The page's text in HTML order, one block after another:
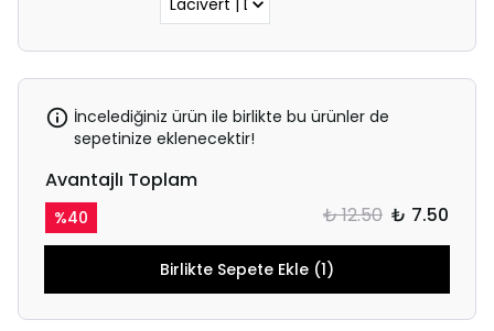
İncelediğiniz ürün ile birlikte bu ürünler de
sepetinize eklenecektir!
Avantajlı Toplam
%40 ₺ 12.50 ₺ 7.50
Birlikte Sepete Ekle (1)